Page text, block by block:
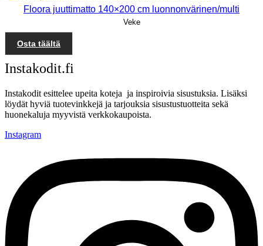
Floora juuttimatto 140×200 cm luonnonvärinen/multi
Veke
Osta täältä
Instakodit.fi
Instakodit esittelee upeita koteja ja inspiroivia sisustuksia. Lisäksi
löydät hyviä tuotevinkkejä ja tarjouksia sisustustuotteita sekä
huonekaluja myyvistä verkkokaupoista.
Instagram